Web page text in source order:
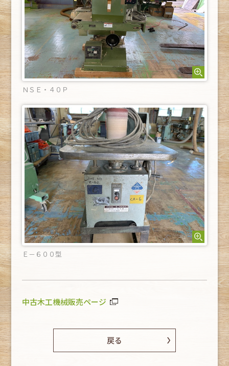
ＮＳＥ・４０Ｐ
Ｅ－６００型
中古木工機械販売ページ
戻る